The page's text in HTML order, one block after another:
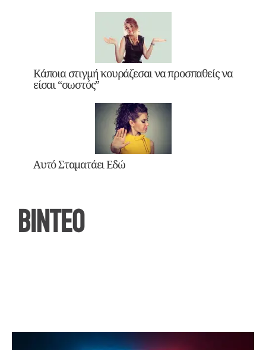
Κάποια στιγμή κουράζεσαι να προσπαθείς να
είσαι “σωστός”
Αυτό Σταματάει Εδώ
ΒΙΝΤΕΟ